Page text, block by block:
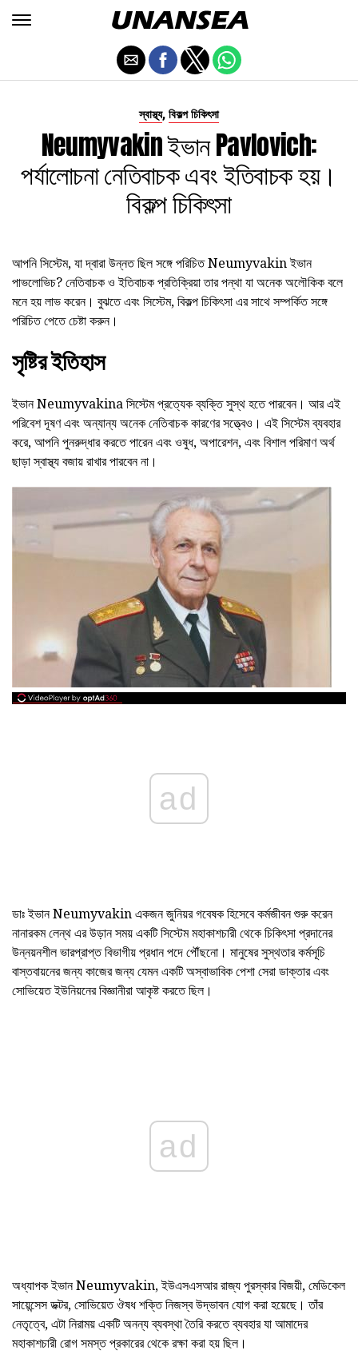
স্বাস্থ্য, বিকল্প চিকিৎসা
Neumyvakin ইভান Pavlovich:
পর্যালোচনা নেতিবাচক এবং ইতিবাচক হয়।
বিকল্প চিকিৎসা
আপনি সিস্টেম, যা দ্বারা উন্নত ছিল সঙ্গে পরিচিত Neumyvakin ইভান
পাভলোভিচ? নেতিবাচক ও ইতিবাচক প্রতিক্রিয়া তার পন্থা যা অনেক অলৌকিক বলে
মনে হয় লাভ করেন। বুঝতে এবং সিস্টেম, বিকল্প চিকিৎসা এর সাথে সম্পর্কিত সঙ্গে
পরিচিত পেতে চেষ্টা করুন।
সৃষ্টির ইতিহাস
ইভান Neumyvakina সিস্টেম প্রত্যেক ব্যক্তি সুস্থ হতে পারবেন। আর এই
পরিবেশ দূষণ এবং অন্যান্য অনেক নেতিবাচক কারণের সত্ত্বেও। এই সিস্টেম ব্যবহার
করে, আপনি পুনরুদ্ধার করতে পারেন এবং ওষুধ, অপারেশন, এবং বিশাল পরিমাণ অর্থ
ছাড়া স্বাস্থ্য বজায় রাখার পারবেন না।
ad
ডাঃ ইভান Neumyvakin একজন জুনিয়র গবেষক হিসেবে কর্মজীবন শুরু করেন
নানারকম লেন্থ এর উড়ান সময় একটি সিস্টেম মহাকাশচারী থেকে চিকিৎসা প্রদানের
উন্নয়নশীল ভারপ্রাপ্ত বিভাগীয় প্রধান পদে পৌঁছনো। মানুষের সুস্থতার কর্মসূচি
বাস্তবায়নের জন্য কাজের জন্য যেমন একটি অস্বাভাবিক পেশা সেরা ডাক্তার এবং
সোভিয়েত ইউনিয়নের বিজ্ঞানীরা আকৃষ্ট করতে ছিল।
ad
অধ্যাপক ইভান Neumyvakin, ইউএসএসআর রাজ্য পুরস্কার বিজয়ী, মেডিকেল
সায়েন্সেস ডক্টর, সোভিয়েত ঔষধ শক্তি নিজস্ব উদ্ভাবন যোগ করা হয়েছে। তাঁর
নেতৃত্বে, এটা নিরাময় একটি অনন্য ব্যবস্থা তৈরি করতে ব্যবহার যা আমাদের
মহাকাশচারী রোগ সমস্ত প্রকারের থেকে রক্ষা করা হয় ছিল।